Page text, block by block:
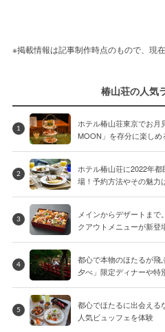
※掲載情報は記事制作時点のもので、現
椿山荘の人気
1
ホテル椿山荘東京でお月
MOON」を存分に楽し
2
ホテル椿山荘に2022年
場！予約方法やその魅力
3
メインからデザートまで
クアウトメニューが新登
4
都心で本物のほたるが飛
夕べ」限定ディナーや特
5
都心でほたるに出会える
人気ビュッフェを体験